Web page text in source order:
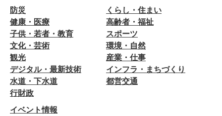
防災
くらし・住まい
健康・医療
高齢者・福祉
子供・若者・教育
スポーツ
文化・芸術
環境・自然
観光
産業・仕事
デジタル・最新技術
インフラ・まちづくり
水道・下水道
都営交通
行財政
イベント情報